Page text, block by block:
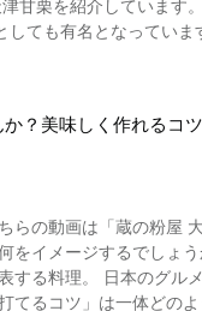
編でご覧になれる
りがあるため、大量生
ます。 見て
る通り、毎日数多くの天津甘栗を作り販売
、動画に沿って天津甘栗について紹介し
と同様で病害虫に強
いた
いるので、栗がふっくら
状態を見極め、悪いも
？美味しく作れるコ